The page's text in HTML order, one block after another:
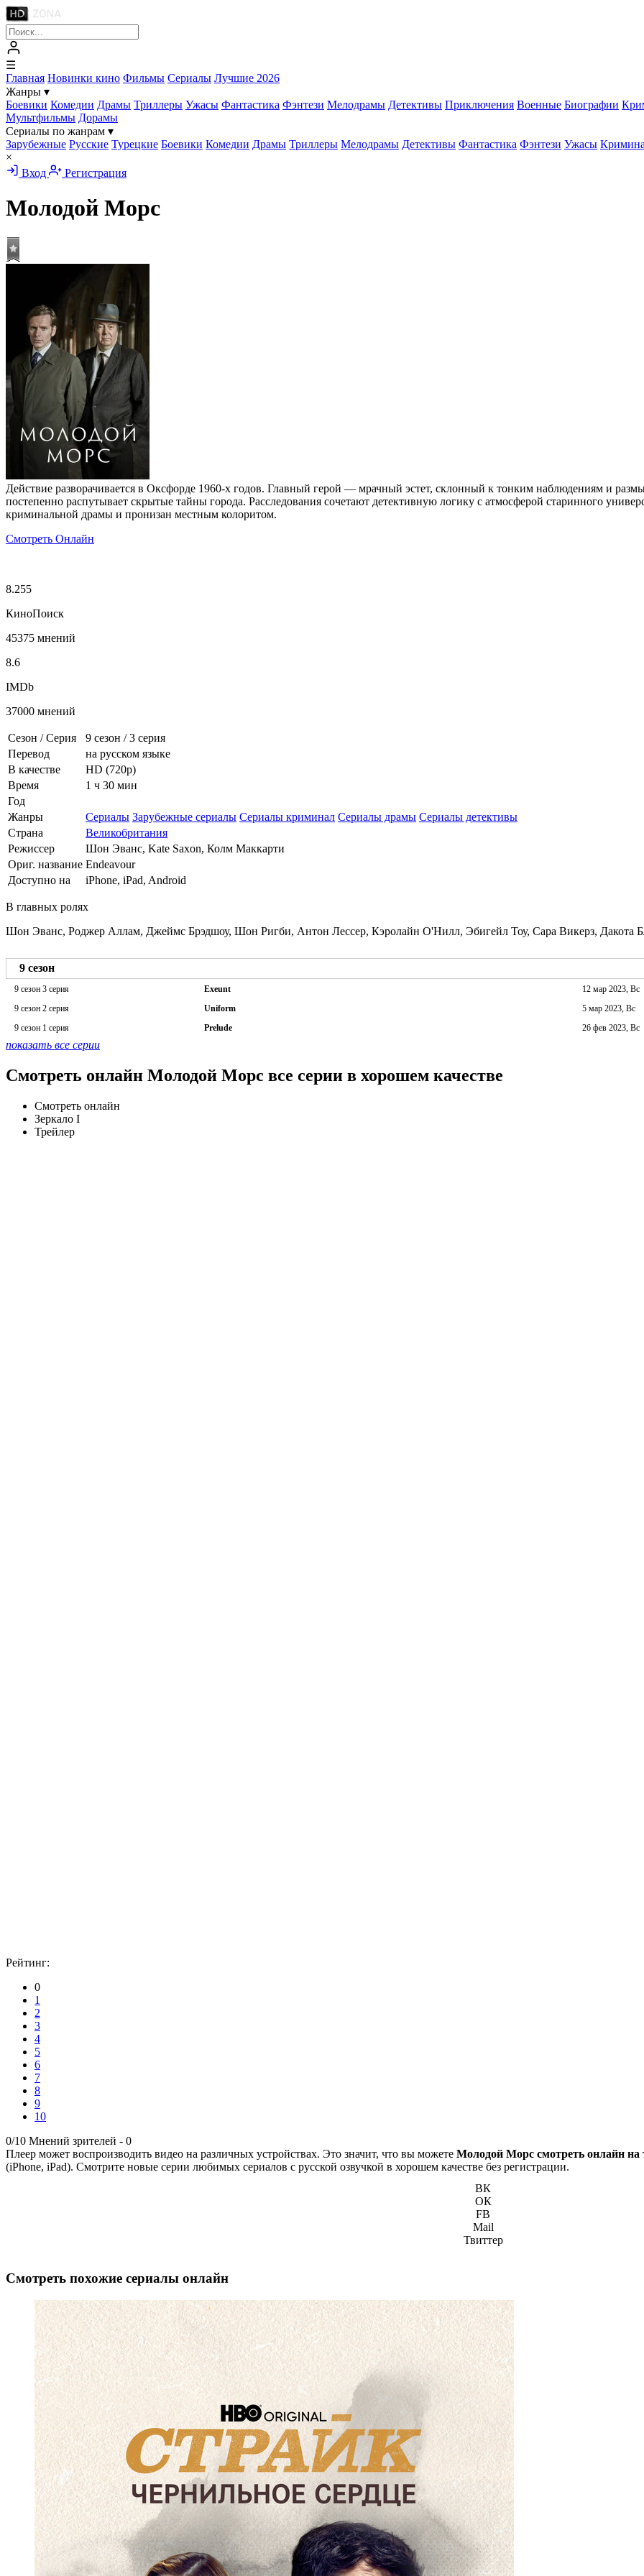
☰
Главная Новинки кино Фильмы Сериалы Лучшие 2026
Жанры ▾
Боевики Комедии Драмы Триллеры Ужасы Фантастика Фэнтези Мелодрамы Детективы Приключения Военные Биографии
Мультфильмы Дорамы
Сериалы по жанрам ▾
Зарубежные Русские Турецкие Боевики Комедии Драмы Триллеры Мелодрамы Детективы Фантастика Фэнтези Ужасы
×
Вход
Регистрация
Молодой Морс
Действие разворачивается в Оксфорде 1960-х годов. Главный герой — мрачный эстет, склонный к тонким наблюдениям и
постепенно распутывает скрытые тайны города. Расследования сочетают детективную логику с атмосферой старинного
криминальной драмы и пронизан местным колоритом.
Смотреть Онлайн
8.255
КиноПоиск
45375 мнений
8.6
IMDb
37000 мнений
Сезон / Серия 9 сезон /3 серия
Перевод
на русском языке
В качестве
HD (720p)
Время
1 ч 30 мин
Год
Жанры
Сериалы Зарубежные сериалы Сериалы криминал Сериалы драмы Сериалы детективы
Страна
Великобритания
Режиссер
Шон Эванс, Kate Saxon, Колм Маккарти
Ориг. название Endeavour
Доступно на
iPhone, iPad, Android
В главных ролях
Шон Эванс, Роджер Аллам, Джеймс Брэдшоу, Шон Ригби, Антон Лессер, Кэролайн О'Нилл, Эбигейл Тоу, Сара Викерз, Дакота
9 сезон
9 сезон 3 серия
Exeunt 12 мар 2023, Вс
9 сезон 2 серия
Uniform 5 мар 2023, Вс
9 сезон 1 серия
Prelude 26 фев 2023, Вс
показать все серии
Смотреть онлайн Молодой Морс все серии в хорошем качестве
Смотреть онлайн
Зеркало I
Трейлер
Рейтинг:
0
1
2
3
4
5
6
7
8
9
10
0/10 Мнений зрителей - 0
Плеер может воспроизводить видео на различных устройствах. Это значит, что вы можете Молодой Морс смотреть онлайн на
(iPhone, iPad). Смотрите новые серии любимых сериалов с русской озвучкой в хорошем качестве без регистрации.
ВК
ОК
FB
Mail
Твиттер
Смотреть похожие сериалы онлайн